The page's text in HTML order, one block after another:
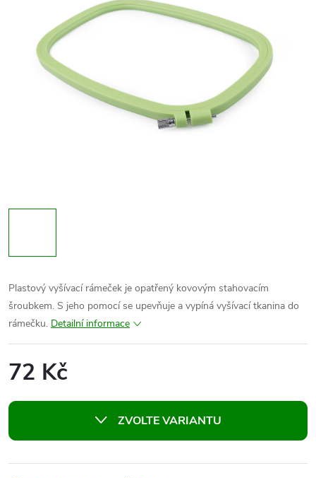
Plastový vyšívací rámeček je opatřený kovovým stahovacím
šroubkem. S jeho pomocí se upevňuje a vypíná vyšívací tkanina do
rámečku. Detailní informace
72 Kč
cena:
ZVOLTE VARIANTU